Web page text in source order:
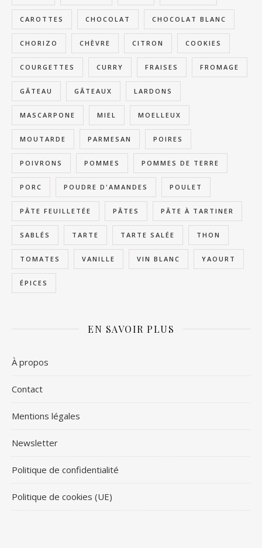
CAROTTES CHOCOLAT CHOCOLAT BLANC
CHORIZO CHÈVRE CITRON COOKIES
COURGETTES CURRY FRAISES FROMAGE
GÂTEAU GÂTEAUX LARDONS
MASCARPONE MIEL MOELLEUX
MOUTARDE PARMESAN POIRES
POIVRONS POMMES POMMES DE TERRE
PORC POUDRE D'AMANDES POULET
PÂTE FEUILLETÉE PÂTES PÂTE À TARTINER
SABLÉS TARTE TARTE SALÉE THON
TOMATES VANILLE VIN BLANC YAOURT
ÉPICES
EN SAVOIR PLUS
À propos
Contact
Mentions légales
Newsletter
Politique de confidentialité
Politique de cookies (UE)